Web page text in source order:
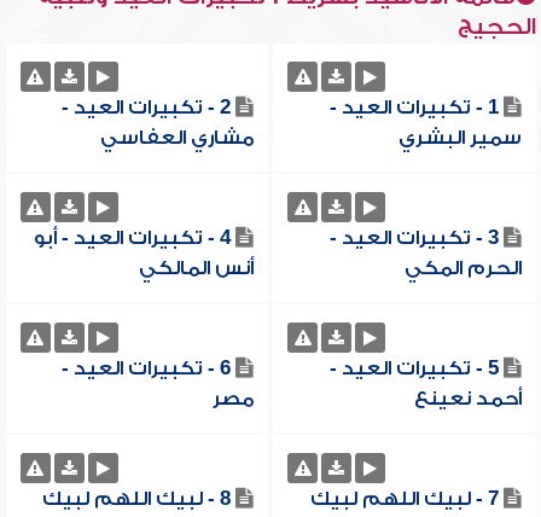
الحجيج
1 - تكبيرات العيد -
سمير البشري
2 - تكبيرات العيد -
مشاري العفاسي
3 - تكبيرات العيد -
الحرم المكي
4 - تكبيرات العيد - أبو
أنس المالكي
5 - تكبيرات العيد -
أحمد نعينع
6 - تكبيرات العيد -
مصر
7 - لبيك اللهم لبيك
8 - لبيك اللهم لبيك